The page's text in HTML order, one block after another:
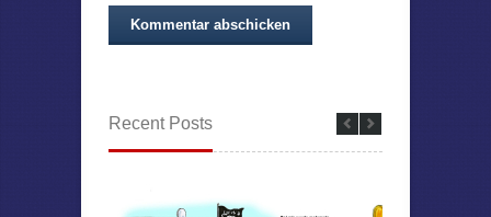
Recent Posts